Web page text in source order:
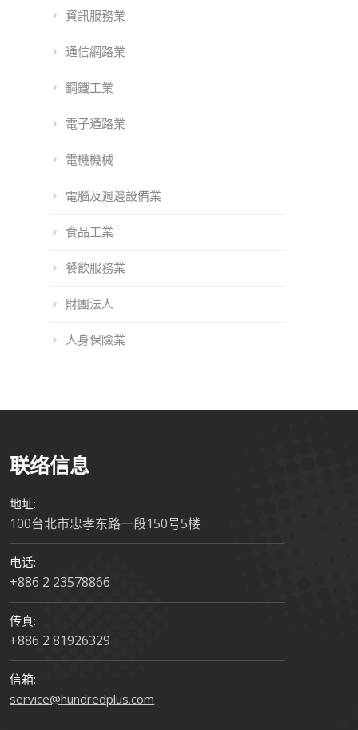
技大會展出資訊服務業
通信網路業
鋼鐵工業
電子通路業
電機機械
電腦及週邊設備業
食品工業
餐飲服務業
財團法人
人身保險業
联络信息
地址:
100台北市忠孝东路一段150号5楼
电话:
+886 2 23578866
传真:
+886 2 81926329
信箱:
service@hundredplus.com